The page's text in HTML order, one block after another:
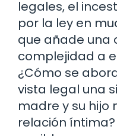
legales, el
por la ley en
que añade una
complejidad a
¿Cómo se
vista legal una
madre y su hijo
relación